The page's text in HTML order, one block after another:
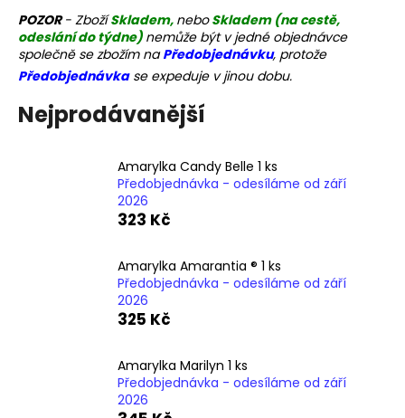
POZOR- ZbožíSkladem, neboSkladem (na cestě,
odeslání do týdne) nemůže být v jedné objednávce
společně se zbožím naPředobjednávku, protože
Předobjednávkase expeduje v jinou dobu.
Nejprodávanější
Amarylka Candy Belle 1 ks
Předobjednávka - odesíláme od září
2026
323 Kč
Amarylka Amarantia ® 1 ks
Předobjednávka - odesíláme od září
2026
325 Kč
Amarylka Marilyn 1 ks
Předobjednávka - odesíláme od září
2026
č
u
j
e
e